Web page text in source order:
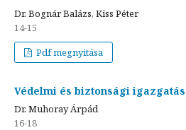
Dr. Bognár Balázs, Kiss Péter
14-15
Pdf megnyitása
Védelmi és biztonsági
Dr. Muhoray Árpád
16-18